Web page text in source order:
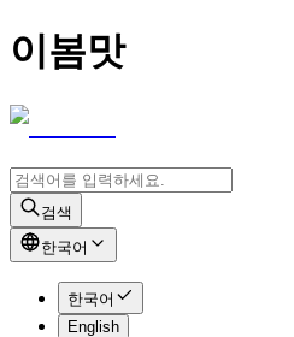
이봄맛
검색
한국어
한국어
English